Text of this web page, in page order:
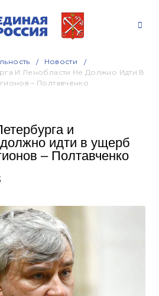
Новости
И Ленобласти Не Должно Идти В
– Полтавченко
и
идти в ущерб
– Полтавченко